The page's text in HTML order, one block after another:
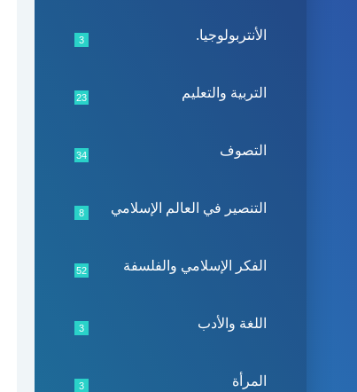
الأنتربولوجيا. 3
التربية والتعليم 23
التصوف 34
التنصير في العالم الإسلامي 8
الفكر الإسلامي والفلسفة 52
اللغة والأدب 3
المرأة 3